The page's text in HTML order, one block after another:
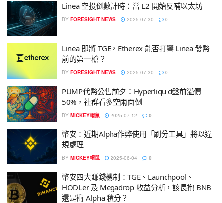
Linea 空投倒數計時：當 L2 開始反哺以太坊
BY FORESIGHT NEWS 2025-07-30 0
Linea 即將 TGE，Etherex 能否打響 Linea 發幣
前的第一槍？
BY FORESIGHT NEWS 2025-07-30 0
PUMP代幣公售前夕：Hyperliquid盤前溢價
50%，社群看多空兩面倒
BY MICKEY帽鼠 2025-07-12 0
幣安：近期Alpha作弊使用「刷分工具」將以違
規處理
BY MICKEY帽鼠 2025-06-04 0
幣安四大賺錢機制：TGE、Launchpool、
HODLer 及 Megadrop 收益分析，該長抱 BNB
還是衝 Alpha 積分？